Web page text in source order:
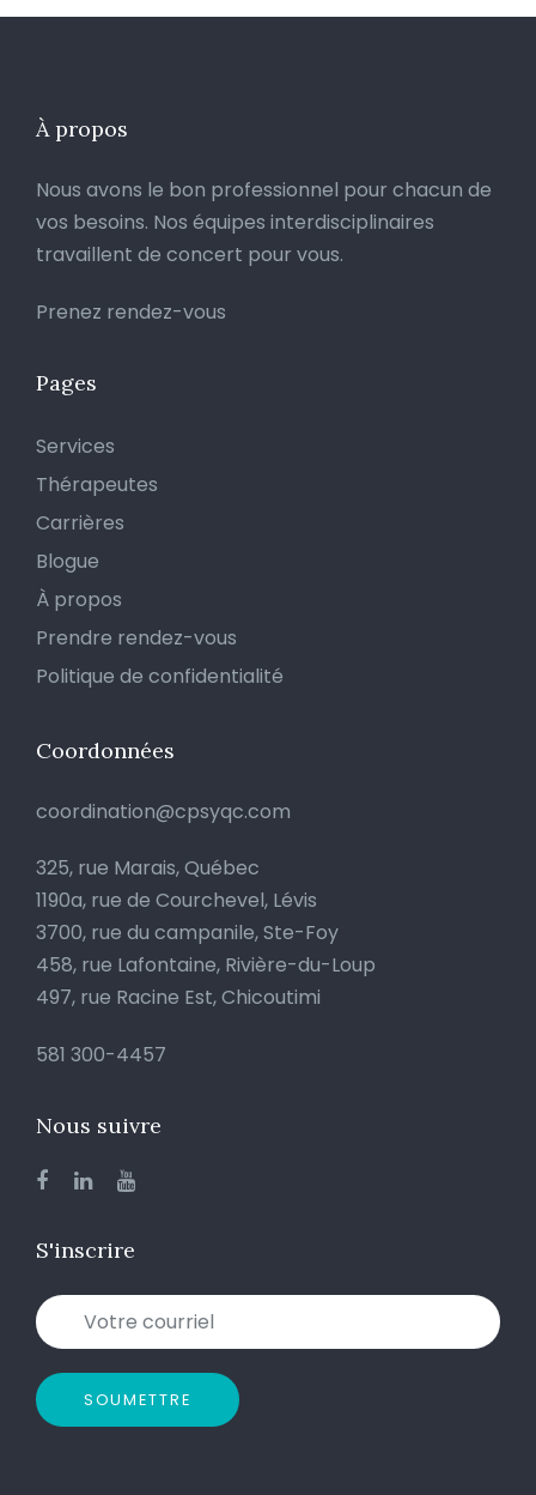
À propos
Nous avons le bon professionnel pour chacun de
vos besoins. Nos équipes interdisciplinaires
travaillent de concert pour vous.
Prenez rendez-vous
Pages
Services
Thérapeutes
Carrières
Blogue
À propos
Prendre rendez-vous
Politique de confidentialité
Coordonnées
coordination@cpsyqc.com
325, rue Marais, Québec
1190a, rue de Courchevel, Lévis
3700, rue du campanile, Ste-Foy
458, rue Lafontaine, Rivière-du-Loup
497, rue Racine Est, Chicoutimi
581 300-4457
Nous suivre
S'inscrire
SOUMETTRE